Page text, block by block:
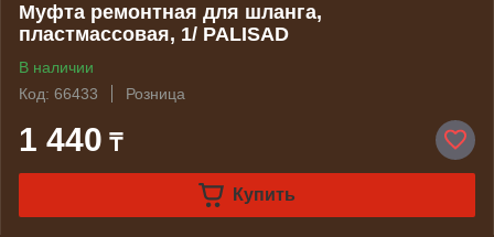
Муфта ремонтная для шланга,
пластмассовая, 1/ PALISAD
В наличии
Код: 66433
Розница
1 440 ₸
Купить